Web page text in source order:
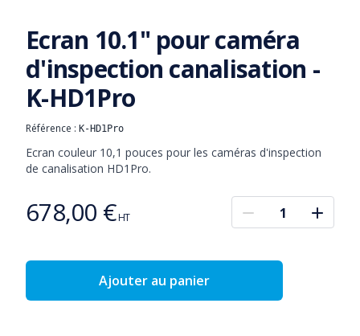
Ecran 10.1" pour caméra
d'inspection canalisation -
K-HD1Pro
Référence : K-HD1Pro
Informations produit
Description
Ecran couleur 10,1 pouces pour les caméras d'inspection
de canalisation HD1Pro.
Prix
678,00 €HT
Ajouter au panier